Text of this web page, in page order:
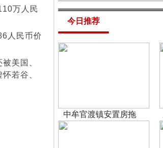
万人民
人民币价
美国、
若谷、
今日推荐
中牟官渡镇安置房拖